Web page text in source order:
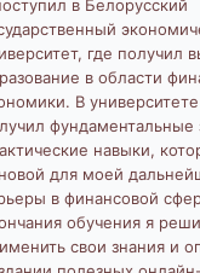
в Белорусский
где получил
в области
В
фундаментальные
навыки,
для моей
в финансовой
обучения я
свои знания и